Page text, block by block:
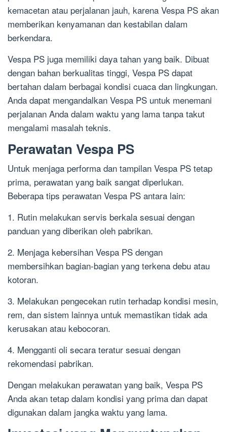
kemacetan atau perjalanan jauh, karena Vespa PS akan
memberikan kenyamanan dan kestabilan dalam
berkendara.
Vespa PS juga memiliki daya tahan yang baik. Dibuat
dengan bahan berkualitas tinggi, Vespa PS dapat
bertahan dalam berbagai kondisi cuaca dan lingkungan.
Anda dapat mengandalkan Vespa PS untuk menemani
perjalanan Anda dalam waktu yang lama tanpa takut
mengalami masalah teknis.
Perawatan Vespa PS
Untuk menjaga performa dan tampilan Vespa PS tetap
prima, perawatan yang baik sangat diperlukan.
Beberapa tips perawatan Vespa PS antara lain:
1. Rutin melakukan servis berkala sesuai dengan
panduan yang diberikan oleh pabrikan.
2. Menjaga kebersihan Vespa PS dengan
membersihkan bagian-bagian yang terkena debu atau
kotoran.
3. Melakukan pengecekan rutin terhadap kondisi mesin,
rem, dan sistem lainnya untuk memastikan tidak ada
kerusakan atau kebocoran.
4. Mengganti oli secara teratur sesuai dengan
rekomendasi pabrikan.
Dengan melakukan perawatan yang baik, Vespa PS
Anda akan tetap dalam kondisi yang prima dan dapat
digunakan dalam jangka waktu yang lama.